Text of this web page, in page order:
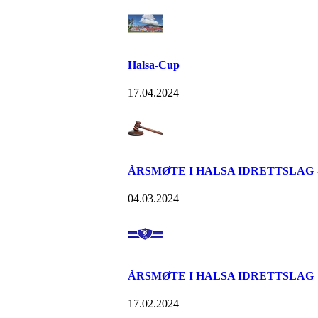
Halsa-Cup
17.04.2024
ÅRSMØTE I HALSA IDRETTSLAG
04.03.2024
ÅRSMØTE I HALSA IDRETTSLAG
17.02.2024